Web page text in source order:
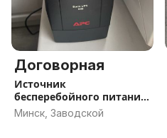
Договорная
Источник
бесперебойного питания
APC Back-UPS 650
Минск, Заводской